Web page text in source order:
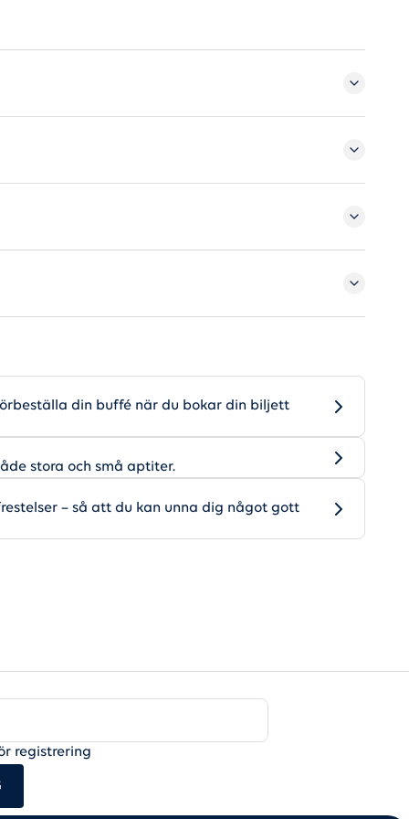
din buffé när du bokar din biljett
stora och små aptiter.
– så att du kan unna dig något gott
registrering